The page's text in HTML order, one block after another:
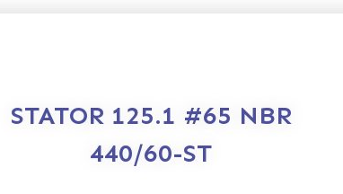
STATOR 125.1 #65 NBR
440/60-ST